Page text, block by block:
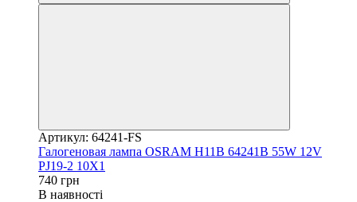
Артикул: 64241-FS
Галогеновая лампа OSRAM H11B 64241B 55W 12V
PJ19-2 10X1
740 грн
В наявності